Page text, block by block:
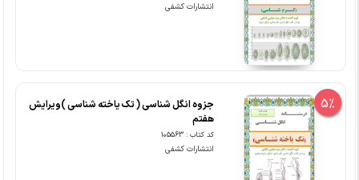
انتشارات کشفی
5%
جزوه انگل شناسی ( تک یاخته شناسی )ویرایش
هفتم
کد کتاب : 105563
انتشارات کشفی